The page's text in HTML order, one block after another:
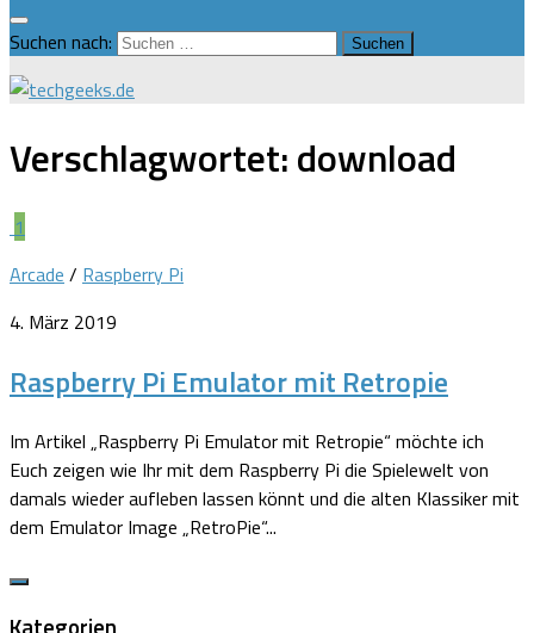
Suchen nach:
Verschlagwortet:download
1
Arcade / Raspberry Pi
4. März 2019
Raspberry Pi Emulator mit Retropie
Im Artikel „Raspberry Pi Emulator mit Retropie“ möchte ich
Euch zeigen wie Ihr mit dem Raspberry Pi die Spielewelt von
damals wieder aufleben lassen könnt und die alten Klassiker mit
dem Emulator Image „RetroPie“...